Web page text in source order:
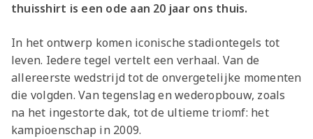
thuisshirt is een ode aan 20 jaar ons thuis.
In het ontwerp komen iconische stadiontegels tot
leven. Iedere tegel vertelt een verhaal. Van de
allereerste wedstrijd tot de onvergetelijke momenten
die volgden. Van tegenslag en wederopbouw, zoals
na het ingestorte dak, tot de ultieme triomf: het
kampioenschap in 2009.